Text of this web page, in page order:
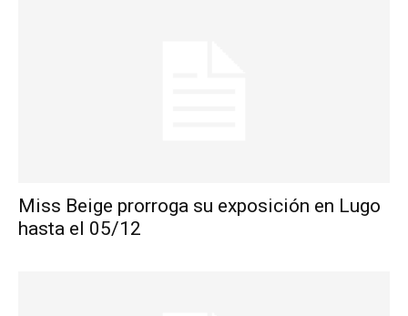
Miss Beige prorroga su exposición en Lugo
hasta el 05/12